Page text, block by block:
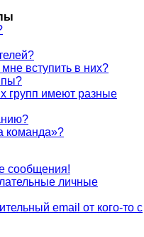
вступить в них?
групп имеют разные
команда»?
сообщения!
личные
email от кого-то с